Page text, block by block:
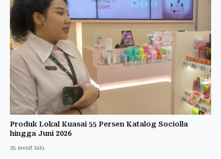
Produk Lokal Kuasai 55 Persen Katalog Sociolla
hingga Juni 2026
35 menit lalu